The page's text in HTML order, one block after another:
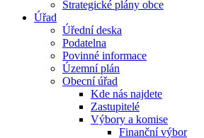
Strategické plány obce
Úřad
Úřední deska
Podatelna
Povinné informace
Územní plán
Obecní úřad
Kde nás najdete
Zastupitelé
Výbory a komise
Finanční výbor